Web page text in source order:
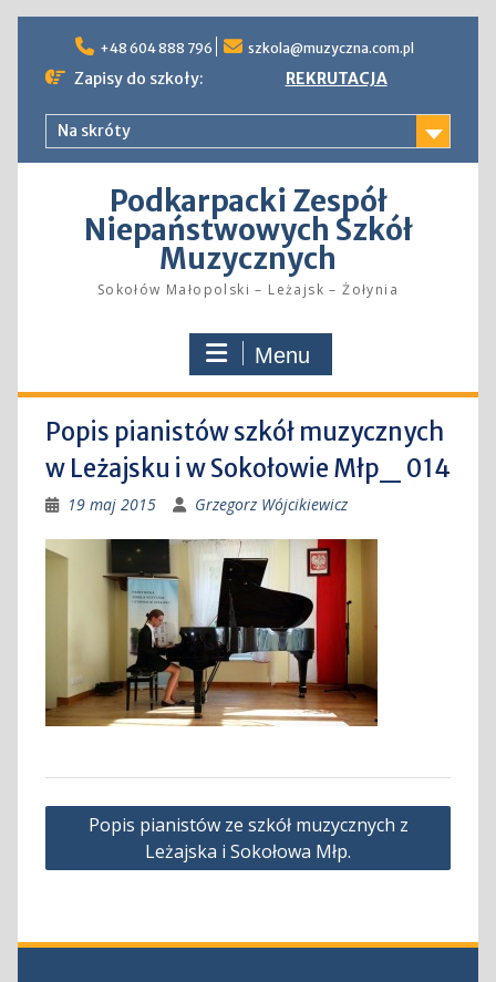
content
+48 604 888 796 szkola@muzyczna.com.pl
Zapisy do szkoły: REKRUTACJA
Na skróty
Podkarpacki Zespół
Niepaństwowych Szkół
Muzycznych
Sokołów Małopolski – Leżajsk – Żołynia
Menu
Popis pianistów szkół muzycznych
w Leżajsku i w Sokołowie Młp_ 014
19 maj 2015 Grzegorz Wójcikiewicz
Nawigacja
Popis pianistów ze szkół muzycznych z
Leżajska i Sokołowa Młp.